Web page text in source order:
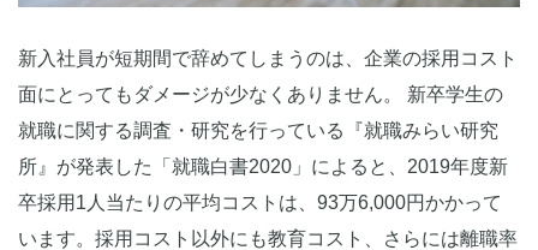
新入社員が短期間で辞めてしまうのは、企業の採用コスト
面にとってもダメージが少なくありません。 新卒学生の
就職に関する調査・研究を行っている『就職みらい研究
所』が発表した「就職白書2020」によると、2019年度新
卒採用1人当たりの平均コストは、93万6,000円かかって
います。採用コスト以外にも教育コスト、さらには離職率